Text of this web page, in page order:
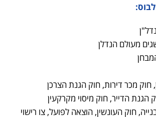
מעולם הנדלן
חוק מכר דירות, חוק הגנת הצרכן
הגנת הדייר, חוק מיסוי מקרקעין
חוק העונשין, הוצאה לפועל, צו רישוי